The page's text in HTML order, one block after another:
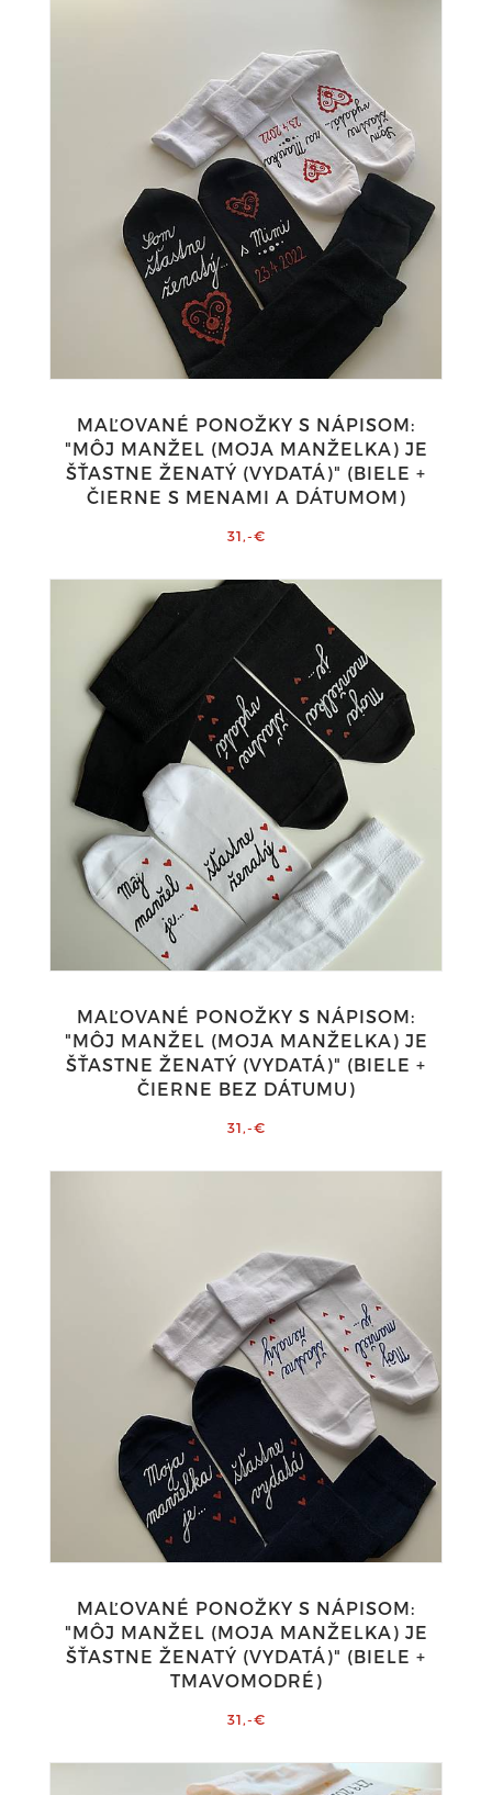
MAĽOVANÉ PONOŽKY S NÁPISOM:
"MÔJ MANŽEL (MOJA MANŽELKA) JE
ŠŤASTNE ŽENATÝ (VYDATÁ)" (BIELE +
ČIERNE S MENAMI A DÁTUMOM)
31,-€
MAĽOVANÉ PONOŽKY S NÁPISOM:
"MÔJ MANŽEL (MOJA MANŽELKA) JE
ŠŤASTNE ŽENATÝ (VYDATÁ)" (BIELE +
ČIERNE BEZ DÁTUMU)
31,-€
MAĽOVANÉ PONOŽKY S NÁPISOM:
"MÔJ MANŽEL (MOJA MANŽELKA) JE
ŠŤASTNE ŽENATÝ (VYDATÁ)" (BIELE +
TMAVOMODRÉ)
31,-€